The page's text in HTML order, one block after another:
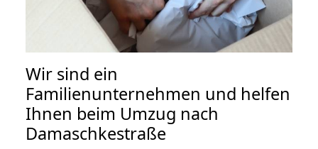
Wir sind ein
Familienunternehmen und helfen
Ihnen beim Umzug nach
Damaschkestraße